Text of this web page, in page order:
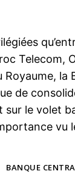
Telecom,
Royaume,
de
le volet
vu
BANQUE